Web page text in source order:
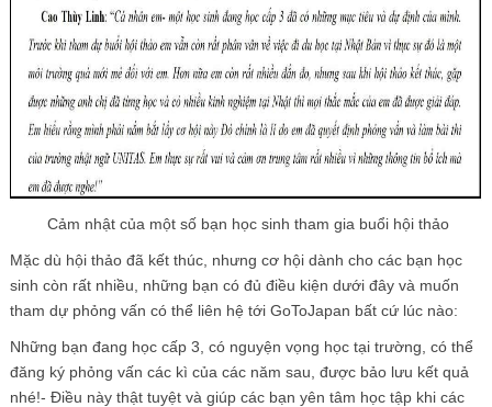
Cảm nhật của một số bạn học sinh tham gia buổi hội thảo
Mặc dù hội thảo đã kết thúc, nhưng cơ hội dành cho các bạn học
sinh còn rất nhiều, những bạn có đủ điều kiện dưới đây và muốn
tham dự phỏng vấn có thể liên hệ tới GoToJapan bất cứ lúc nào:
Những bạn đang học cấp 3, có nguyện vọng học tại trường, có thể
đăng ký phỏng vấn các kì của các năm sau, được bảo lưu kết quả
nhé!- Điều này thật tuyệt và giúp các bạn yên tâm học tập khi các